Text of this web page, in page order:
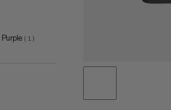
Purple ( 1 )